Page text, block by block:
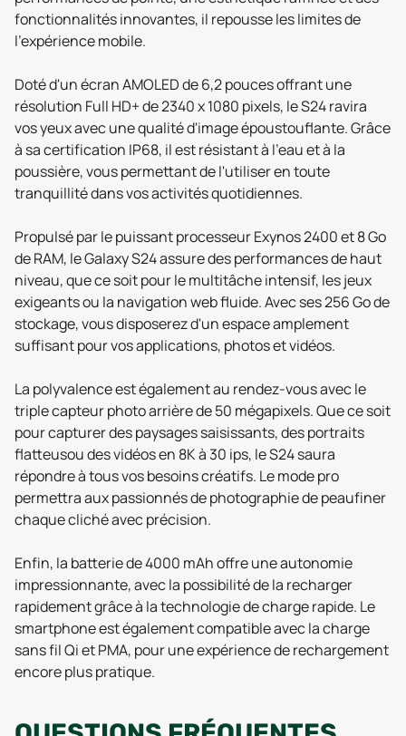
fonctionnalités innovantes, il repousse les limites de
l'expérience mobile.
Doté d'un écran AMOLED de 6,2 pouces offrant une
résolution Full HD+ de 2340 x 1080 pixels, le S24 ravira
vos yeux avec une qualité d'image époustouflante. Grâce
à sa certification IP68, il est résistant à l'eau et à la
poussière, vous permettant de l'utiliser en toute
tranquillité dans vos activités quotidiennes.
Propulsé par le puissant processeur Exynos 2400 et 8 Go
de RAM, le Galaxy S24 assure des performances de haut
niveau, que ce soit pour le multitâche intensif, les jeux
exigeants ou la navigation web fluide. Avec ses 256 Go de
stockage, vous disposerez d'un espace amplement
suffisant pour vos applications, photos et vidéos.
La polyvalence est également au rendez-vous avec le
triple capteur photo arrière de 50 mégapixels. Que ce soit
pour capturer des paysages saisissants, des portraits
flatteusou des vidéos en 8K à 30 ips, le S24 saura
répondre à tous vos besoins créatifs. Le mode pro
permettra aux passionnés de photographie de peaufiner
chaque cliché avec précision.
Enfin, la batterie de 4000 mAh offre une autonomie
impressionnante, avec la possibilité de la recharger
rapidement grâce à la technologie de charge rapide. Le
smartphone est également compatible avec la charge
sans fil Qi et PMA, pour une expérience de rechargement
encore plus pratique.